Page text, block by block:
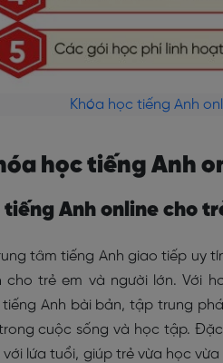
Khóa học tiếng Anh
học tiếng Anh
tiếng Anh online cho
tâm tiếng Anh giao tiếp uy
cho trẻ em và người lớn. Với
Anh bài bản, tập trung
cuộc sống và học tập.
lứa tuổi, giúp trẻ vừa học